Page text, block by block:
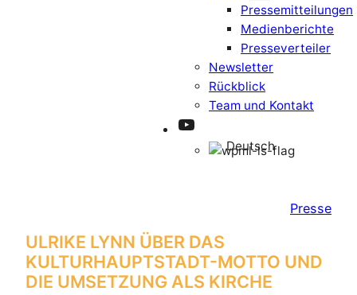
Pressemitteilungen
Medienberichte
Presseverteiler
Newsletter
Rückblick
Team und Kontakt
YouTube
Deutsch
Presse
ULRIKE LYNN ÜBER DAS
KULTURHAUPTSTADT-MOTTO UND
DIE UMSETZUNG ALS KIRCHE